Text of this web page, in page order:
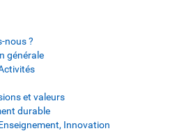
nous ?
générale
et valeurs
durable
Innovation